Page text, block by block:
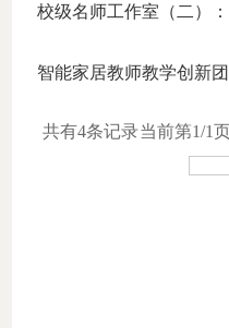
智能家居教师教学创新
共有4条记录当前第1/1